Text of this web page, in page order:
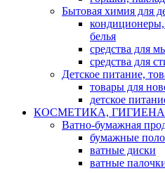
Бытовая химия для
кондиционеры,
белья
средства для
средства для
Детское питание,
товары для
детское
КОСМЕТИКА, ГИГИЕНА
Ватно-бумажная
бумажные
ватные диски
ватные